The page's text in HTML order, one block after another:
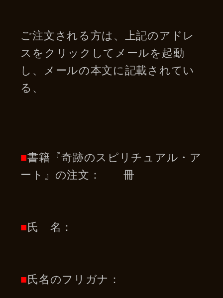
ご注文される方は、上記のアドレ
スをクリックしてメールを起動
し、メールの本文に記載されてい
る、
■書籍『奇跡のスピリチュアル・ア
ート』の注文： 冊
■氏 名：
■氏名のフリガナ：